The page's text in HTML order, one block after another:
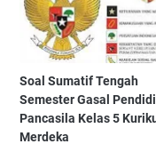
Soal Sumatif Tengah
Semester Gasal
Pancasila Kelas 5
Merdeka